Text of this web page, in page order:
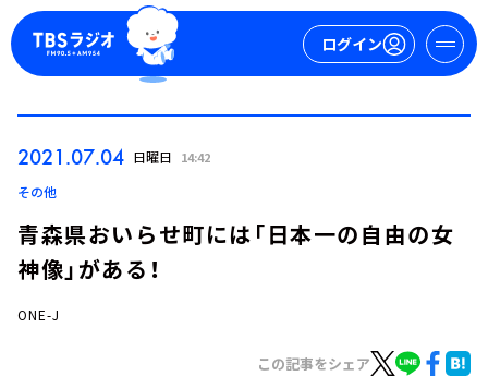
ログイン
2021.07.04 日曜日 14:42
その他
青森県おいらせ町には「日本一の自由の女
神像」がある！
ONE-J
この記事をシェア